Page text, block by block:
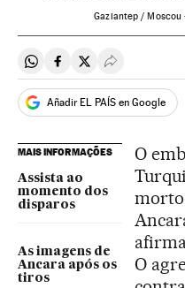
Gaziantep /
Compartir en Whatsapp
Compartir en
Compartir en
Desplegar
Añadir EL PAÍS en Google
MAIS INFORMAÇÕES
Assista ao
momento dos
disparos
As imagens de
Ancara após os
tiros
O
morto
O